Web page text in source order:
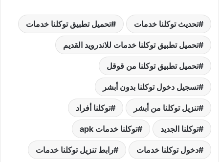
تحديث توكلنا خدمات تحميل تطبيق توكلنا خدمات
تحميل تطبيق توكلنا خدمات للاندرويد القديم
تحميل تطبيق توكلنا من قوقل
تسجيل دخول توكلنا بدون أبشر
تنزيل توكلنا من أبشر توكلنا أفراد
توكلنا الجديد توكلنا خدمات apk
دخول توكلنا خدمات رابط تنزيل توكلنا خدمات